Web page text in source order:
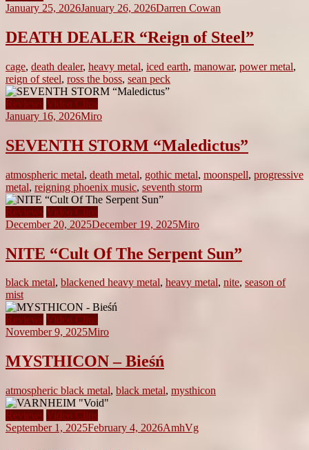
January 25, 2026January 26, 2026Darren Cowan
DEATH DEALER “Reign of Steel”
cage, death dealer, heavy metal, iced earth, manowar, power metal,
reign of steel, ross the boss, sean peck
Reviews Video Clips
January 16, 2026Miro
SEVENTH STORM “Maledictus”
atmospheric metal, death metal, gothic metal, moonspell, progressive
metal, reigning phoenix music, seventh storm
Reviews Video Clips
December 20, 2025December 19, 2025Miro
NITE “Cult Of The Serpent Sun”
black metal, blackened heavy metal, heavy metal, nite, season of
mist
Reviews Video Clips
November 9, 2025Miro
MYSTHICON – Bieśń
atmospheric black metal, black metal, mysthicon
Reviews Video Clips
September 1, 2025February 4, 2026AmhVg